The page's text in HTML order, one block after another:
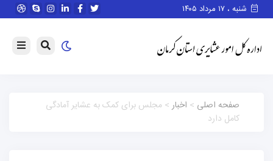
صفحه اصلی>اخبار> مجلس برای کمک به عشایر آمادگی